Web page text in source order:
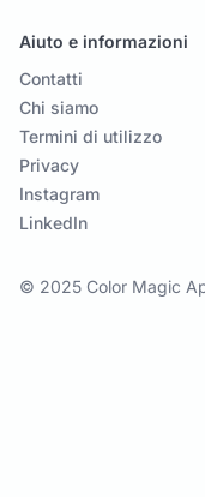
Aiuto e informazioni
Contatti
Chi siamo
Termini di utilizzo
Privacy
Instagram
LinkedIn
© 2025 Color Magic